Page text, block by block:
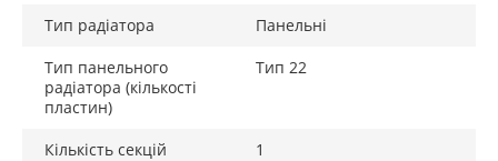
Тип радіатора
Панельні
Тип панельного
радіатора (кількості
пластин)
Тип 22
Кількість секцій
1